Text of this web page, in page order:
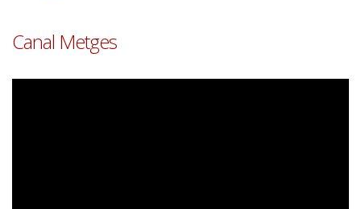
Canal Metges